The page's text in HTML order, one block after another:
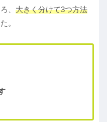
、 大きく分けて3つ方法
。